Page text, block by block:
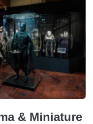
& Miniature